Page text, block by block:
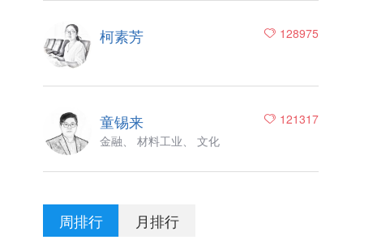
128975
柯素芳
121317
童锡来
金融、 材料工业、 文化
周排行 月排行